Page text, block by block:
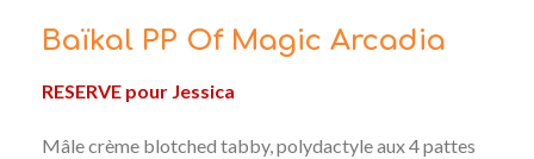
Baïkal PP Of Magic Arcadia
RESERVE pour Jessica
Mâle crème blotched tabby, polydactyle aux 4 pattes